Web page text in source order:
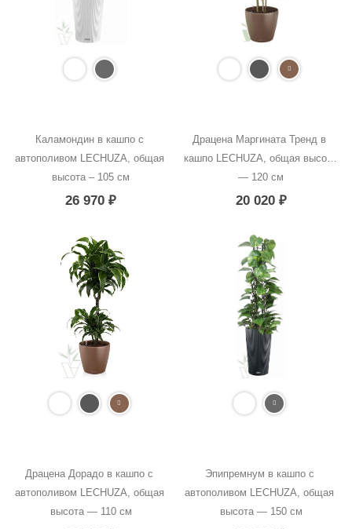
Каламондин в кашпо с
автополивом LECHUZA, общая
высота – 105 см
26 970₽
Драцена Маргината Тренд в
кашпо LECHUZA, общая высота
— 120 см
20 020 ₽
Драцена Дорадо в кашпо с
автополивом LECHUZA, общая
высота — 110 см
Эпипремнум в кашпо с
автополивом LECHUZA, общая
высота — 150 см